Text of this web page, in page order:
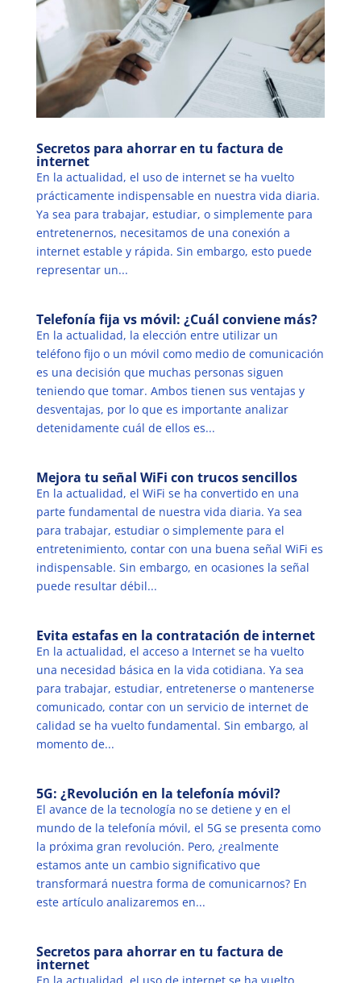
Secretos para ahorrar en tu factura de
internet
En la actualidad, el uso de internet se ha vuelto
prácticamente indispensable en nuestra vida diaria.
Ya sea para trabajar, estudiar, o simplemente para
entretenernos, necesitamos de una conexión a
internet estable y rápida. Sin embargo, esto puede
representar un...
Telefonía fija vs móvil: ¿Cuál conviene más?
En la actualidad, la elección entre utilizar un
teléfono fijo o un móvil como medio de comunicación
es una decisión que muchas personas siguen
teniendo que tomar. Ambos tienen sus ventajas y
desventajas, por lo que es importante analizar
detenidamente cuál de ellos es...
Mejora tu señal WiFi con trucos sencillos
En la actualidad, el WiFi se ha convertido en una
parte fundamental de nuestra vida diaria. Ya sea
para trabajar, estudiar o simplemente para el
entretenimiento, contar con una buena señal WiFi es
indispensable. Sin embargo, en ocasiones la señal
puede resultar débil...
Evita estafas en la contratación de internet
En la actualidad, el acceso a Internet se ha vuelto
una necesidad básica en la vida cotidiana. Ya sea
para trabajar, estudiar, entretenerse o mantenerse
comunicado, contar con un servicio de internet de
calidad se ha vuelto fundamental. Sin embargo, al
momento de...
5G: ¿Revolución en la telefonía móvil?
El avance de la tecnología no se detiene y en el
mundo de la telefonía móvil, el 5G se presenta como
la próxima gran revolución. Pero, ¿realmente
estamos ante un cambio significativo que
transformará nuestra forma de comunicarnos? En
este artículo analizaremos en...
Secretos para ahorrar en tu factura de
internet